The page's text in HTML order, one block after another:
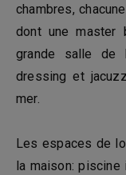
chambres,
dont une master
grande salle de
dressing et
mer.
Les espaces de
la maison: piscine